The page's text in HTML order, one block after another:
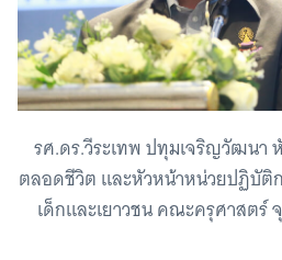
รศ.ดร.วีระเทพ ปทุมเจริญวัฒนา
ตลอดชีวิต และหัวหน้าหน่วยปฏิบัติ
เด็กและเยาวชน คณะครุศาสต